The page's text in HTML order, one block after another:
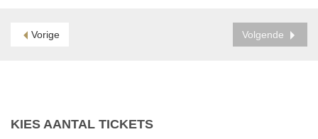
Vorige Volgende
KIES AANTAL TICKETS